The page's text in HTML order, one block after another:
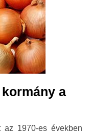
a
az 1970-es években